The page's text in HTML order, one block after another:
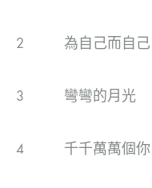
2 為自己而自己
3 彎彎的月光
4 千千萬萬個你